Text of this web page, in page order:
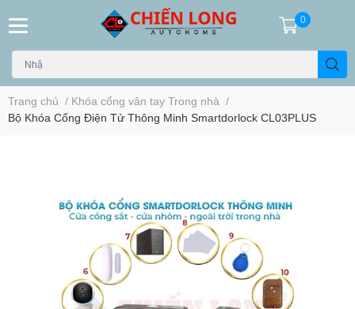
0
Trang chủ / Khóa cổng vân tay Trong nhà /
Bộ Khóa Cổng Điện Tử Thông Minh Smartdorlock CL03PLUS